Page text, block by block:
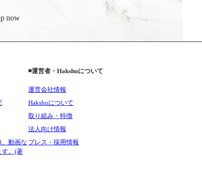
now
動画な
す。(著
◾️運営者・Hakshuについて
運営会社情報
Hakshuについて
取り組み・特徴
法人向け情報
プレス・採用情報